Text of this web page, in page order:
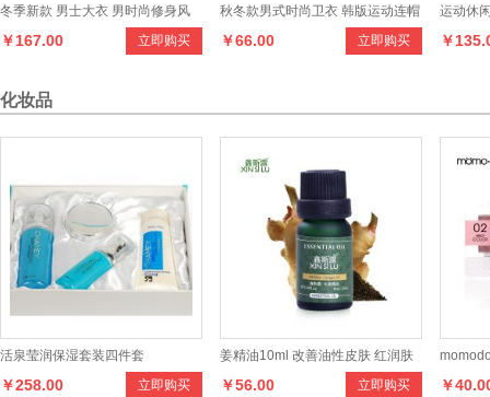
冬季新款 男士大衣 男时尚修身风
衣男毛呢大衣 男外套 立即购买
￥167.00
秋冬款男式时尚卫衣 韩版运动连帽
套头外套 立即购买
￥66.00
运动休
侣装套
￥
化妆品
活泉莹润保湿套装四件套
立即购买
￥258.00
姜精油10ml 改善油性皮肤 红润肤
色 护发 单方精油 立即购买
￥56.00 100%
￥